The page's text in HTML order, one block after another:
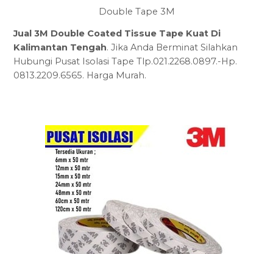
Double Tape 3M
Jual 3M Double Coated Tissue Tape Kuat Di
Kalimantan Tengah. Jika Anda Berminat Silahkan
Hubungi Pusat Isolasi Tape Tlp.021.2268.0897.-Hp.
0813.2209.6565. Harga Murah.